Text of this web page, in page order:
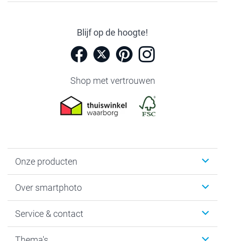
Blijf op de hoogte!
Shop met vertrouwen
Onze producten
Fotoboeken
Fotocadeaus
Over smartphoto
Vacatures
Service & contact